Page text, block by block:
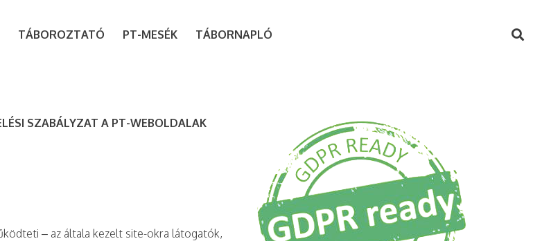
TÁBOROZTATÓ PT-MESÉK TÁBORNAPLÓ
SZABÁLYZAT A PT-WEBOLDALAK
– az általa kezelt site-okra látogatók,